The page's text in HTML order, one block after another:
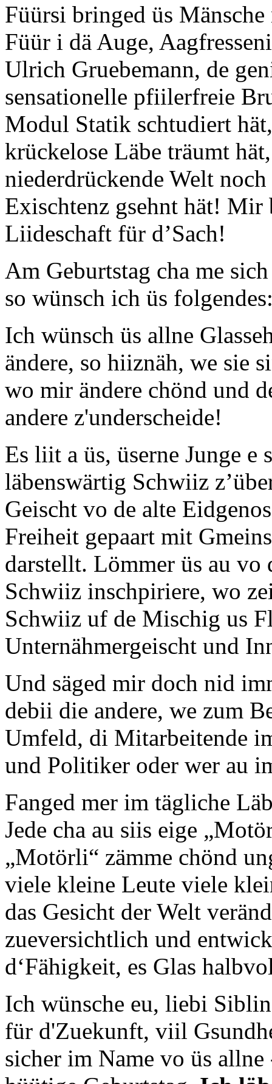
Füürsi bringed üs
Füür i dä Auge,
Ulrich Gruebemann, de
sensationelle pfiilerfreie
Modul Statik schtudiert
krückelose Läbe träumt
niederdrückende Welt
Exischtenz gsehnt hät!
Liideschaft für d’Sach!
Am Geburtstag cha me
so wünsch ich üs
Ich wünsch üs allne
ändere, so hiiznäh, we sie
wo mir ändere chönd und
andere z'underscheide!
Es liit a üs, üserne Junge
läbenswärtig Schwiiz
Geischt vo de alte
Freiheit gepaart mit
darstellt. Lömmer üs au vo
Schwiiz inschpiriere, wo
Schwiiz uf de Mischig us
Unternähmergeischt und
Und säged mir doch nid
debii die andere, we zum
Umfeld, di Mitarbeitende
und Politiker oder wer au
Fanged mer im tägliche
Jede cha au siis eige
„Motörli“ zämme chönd
viele kleine Leute viele
das Gesicht der Welt
zueversichtlich und
d‘Fähigkeit, es Glas
Ich wünsche eu, liebi
für d'Zuekunft, viil
sicher im Name vo üs